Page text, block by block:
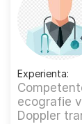
Experienta:
ecografie
Doppler